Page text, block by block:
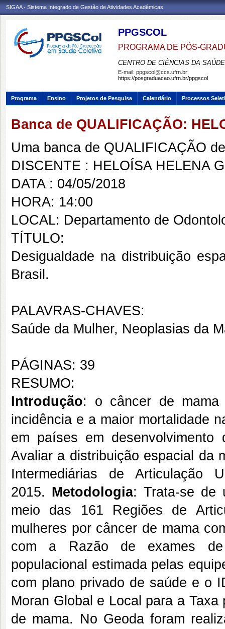
SIGAA - Sistema Integrado de Gestão de Atividades Acadêmicas
PPGSCOL
PROGRAMA DE PÓS-
CENTRO DE CIÊNCIAS DA SAÚDE
E-mail: ppgscol@ccs.ufrn.br
https://posgraduacao.ufrn.br/ppgscol
Programa Ensino Projetos de Pesquisa Calendário Processos
Banca de QUALIFICAÇÃO:
Uma banca de QUALIFICAÇÃO
DISCENTE : HELOÍSA HELENA
DATA : 04/05/2018
HORA: 14:00
LOCAL: Departamento de
TÍTULO:
Desigualdade na distribuição
Brasil.
PALAVRAS-CHAVES:
Saúde da Mulher, Neoplasias da
PÁGINAS: 39
RESUMO:
Introdução: o câncer de
incidência e a maior mortalidade
em países em
Avaliar a distribuição espacial da
Intermediárias de
2015. Metodologia: Trata-se de
meio das 161 Regiões de
mulheres por câncer de mama
com a Razão de exames de
populacional estimada pelas
com plano privado de saúde e o
Moran Global e Local para a
de mama. No Geoda foram